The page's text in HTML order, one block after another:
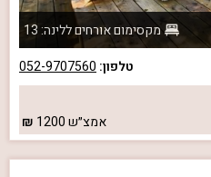
מקסימום אורחים ללינה: 13
טלפון: 052-9707560
אמצ״ש1200